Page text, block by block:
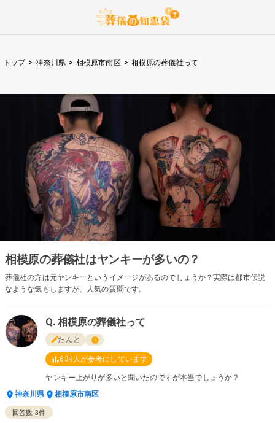
トップ > 神奈川県 > 相模原市南区 > 相模原の葬儀社って
相模原の葬儀社はヤンキーが多いの？
葬儀社の方は元ヤンキーというイメージがあるのでしょうか？実際は都市伝説
なような気もしますが、人気の質問です。
相模原の葬儀社って
たんと
634人が参考にしています
ヤンキー上がりが多いと聞いたのですが本当でしょうか？
神奈川県
相模原市南区
回答数 3件